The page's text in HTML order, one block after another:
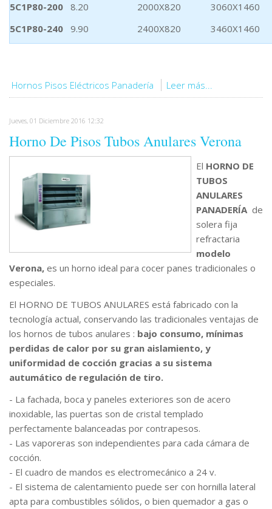
5C1P80-200
5C1P80-240
8.20
9.90
2000X820
2400X820
3060X1460
3460X1460
Hornos Pisos Eléctricos Panadería Leer más...
Jueves, 01 Diciembre 2016 12:32
Horno De Pisos Tubos Anulares Verona
El HORNO DE
TUBOS
ANULARES
PANADERÍA de
solera fija
refractaria
modelo
Verona, es un horno ideal para cocer panes tradicionales o
especiales.
El HORNO DE TUBOS ANULARES está fabricado con la
tecnología actual, conservando las tradicionales ventajas de
los hornos de tubos anulares : bajo consumo, mínimas
perdidas de calor por su gran aislamiento, y
uniformidad de cocción gracias a su sistema
autumático de regulación de tiro.
- La fachada, boca y paneles exteriores son de acero
inoxidable, las puertas son de cristal templado
perfectamente balanceadas por contrapesos.
- Las vaporeras son independientes para cada cámara de
cocción.
- El cuadro de mandos es electromecánico a 24 v.
- El sistema de calentamiento puede ser con hornilla lateral
apta para combustibles sólidos, o bien quemador a gas o